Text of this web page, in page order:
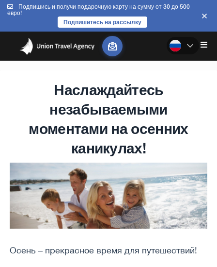
Подпишись и получи подарочную карту на сумму от 30 до 500
евро!
Подпишитесь на рассылку
Наслаждайтесь
незабываемыми
моментами на осенних
каникулах!
Осень – прекрасное время для путешествий!